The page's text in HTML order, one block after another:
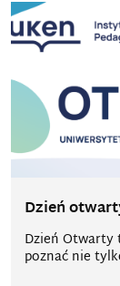
Dzień
Dzień Otwarty
poznać nie